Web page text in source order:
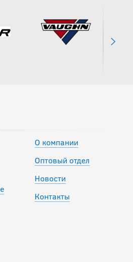
FLYPRO SR
12 990
Налокотники
SHERWOOD CODE
О компании
Оптовый отдел
Новости
Контакты